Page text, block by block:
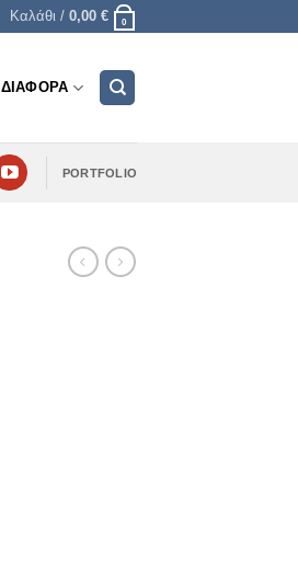
Καλάθι / 0,00 € 0
ΔΙΑΦΟΡΑ
PORTFOLIO